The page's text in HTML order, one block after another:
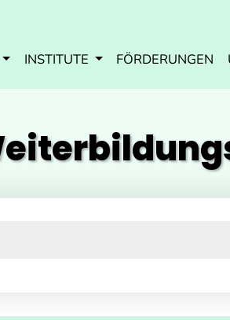
Zum
Zum
Zur
Zur
INSTITUTE FÖRDERUNGEN